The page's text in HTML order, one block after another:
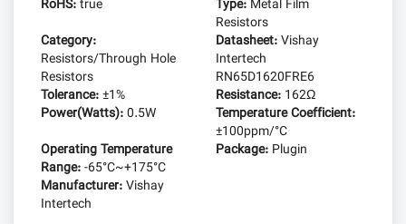
RoHS:true Type: Metal Film
Resistors
Category:
Resistors/Through Hole
Resistors
Datasheet:Vishay
Intertech
RN65D1620FRE6
Tolerance:±1% Resistance: 162Ω
Power(Watts):0.5W
Temperature Coefficient:
±100ppm/°C
Operating Temperature
Range:-65°C~+175°C
Package: Plugin
Manufacturer:Vishay
Intertech